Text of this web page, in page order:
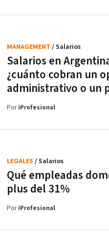
Salarios en
¿cuánto cobran un
administrativo o un
MANAGEMENT / Salarios
PoriProfesional
Qué empleadas
plus del 31%
LEGALES / Salarios
PoriProfesional